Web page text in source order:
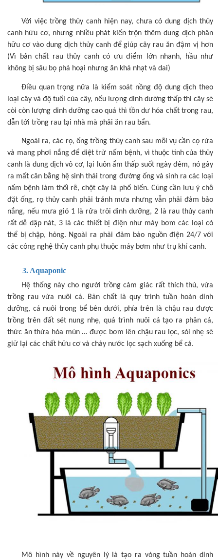
Với việc trồng thủy canh hiện nay, chưa có dung dịch thủy
canh hữu cơ, nhưng nhiều phát kiến trộn thêm dung dịch phân
hữu cơ vào dung dịch thủy canh để giúp cây rau ăn đậm vị hơn
(Vì bản chất rau thủy canh có ưu điểm lớn nhanh, hầu như
không bị sâu bọ phá hoại nhưng ăn khá nhạt và dai)
Điều quan trọng nữa là kiểm soát nồng độ dung dịch theo
loại cây và độ tuổi của cây, nếu lượng dinh dưỡng thấp thì cây sẽ
còi còn lượng dinh dưỡng cao quá thì tồn dư hóa chất trong rau,
dẫn tới trồng rau tại nhà mà phải ăn rau bẩn.
Ngoài ra, các rọ, ống trồng thủy canh sau mỗi vụ cần cọ rửa
và mang phơi nắng để diệt trừ nấm bệnh, vì thuộc tính của thủy
canh là dung dịch vô cơ, lại luôn ẩm thấp suốt ngày đêm, nó gây
ra mất cân bằng hệ sinh thái trong đường ống và sinh ra các loại
nấm bệnh làm thối rễ, chột cây là phổ biến. Cũng cần lưu ý chỗ
đặt ống, rọ thủy canh phải tránh mưa nhưng vẫn phải đảm bảo
nắng, nếu mưa gió 1 là rửa trôi dinh dưỡng, 2 là rau thủy canh
rất dễ dập nát, 3 là các thiết bị điện như máy bơm các loại có
thể bị chập, hỏng. Ngoài ra phải đảm bảo nguồn điện 24/7 với
các công nghệ thủy canh phụ thuộc máy bơm như trụ khí canh.
3. Aquaponic
Hệ thống này cho người trồng cảm giác rất thích thú, vừa
trồng rau vừa nuôi cá. Bản chất là quy trình tuần hoàn dinh
dưỡng, cá nuôi trong bể bên dưới, phía trên là chậu rau được
trồng trên đất sét nung nhẹ, quá trình nuôi cá tạo ra phân cá,
thức ăn thừa hóa mùn … được bơm lên chậu rau lọc, sỏi nhẹ sẽ
giữ lại các chất hữu cơ và chảy nước lọc sạch xuống bể cá.
Mô hình này về nguyên lý là tạo ra vòng tuần hoàn dinh